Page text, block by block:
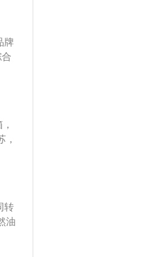
毫
较
牌
，
可
实
转
油